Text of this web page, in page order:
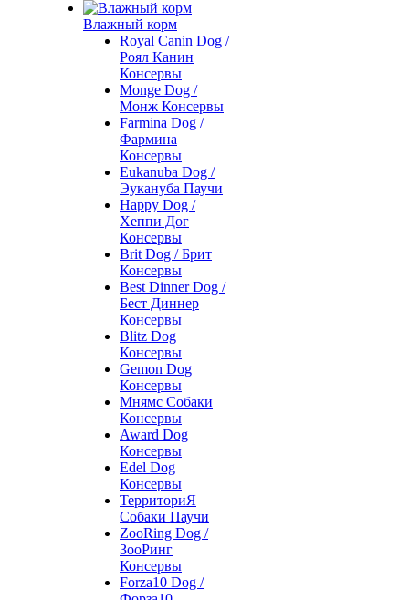
Влажный корм
Royal Canin Dog /
Роял Канин
Консервы
Monge Dog /
Монж Консервы
Farmina Dog /
Фармина
Консервы
Eukanuba Dog /
Эукануба Паучи
Happy Dog /
Хеппи Дог
Консервы
Brit Dog / Брит
Консервы
Best Dinner Dog /
Бест Диннер
Консервы
Blitz Dog
Консервы
Gemon Dog
Консервы
Мнямс Собаки
Консервы
Award Dog
Консервы
Edel Dog
Консервы
ТерриториЯ
Собаки Паучи
ZooRing Dog /
ЗооРинг
Консервы
Forza10 Dog /